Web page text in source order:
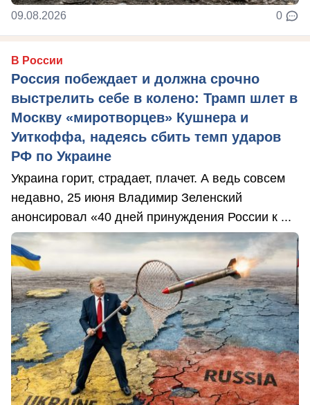
09.08.2026 0
В России
Россия побеждает и должна срочно
выстрелить себе в колено: Трамп шлет в
Москву «миротворцев» Кушнера и
Уиткоффа, надеясь сбить темп ударов
РФ по Украине
Украина горит, страдает, плачет. А ведь совсем
недавно, 25 июня Владимир Зеленский
анонсировал «40 дней принуждения России к ...